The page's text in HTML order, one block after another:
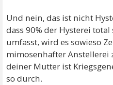
Und nein, das ist nicht
dass 90% der Hysterei
umfasst, wird es sowieso
mimosenhafter Anstellerei
deiner Mutter ist
so durch.